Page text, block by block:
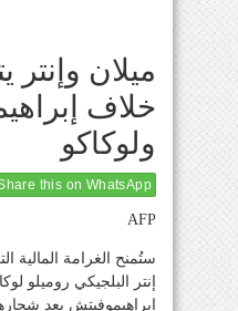
ميلان وإنتر
خلاف
ولوكاكو
this on WhatsApp
AFP
ستُمنح الغرامة
إنتر البلجيكي روميلو
إبراهيموفيتش بعد